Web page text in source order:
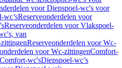
voor Diepspoel-wc's voor
wc’sReserveonderdelen voor
Reserveonderdelen voor Vlakspoel-
van
Reserveonderdelen voor Wc-
voor Wc-zittingenComfort-
wc'sDiepspoel-wc’s